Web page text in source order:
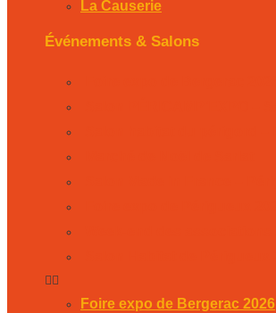
La Causerie
Événements & Salons
Foire expo de Bergerac 2026